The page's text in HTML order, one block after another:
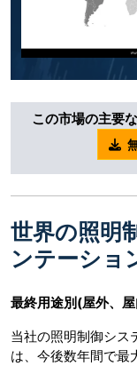
この市場の主要
世界の照明
ンテーショ
最終用途別(屋外、
当社の照明制御シス
は、今後数年間で最